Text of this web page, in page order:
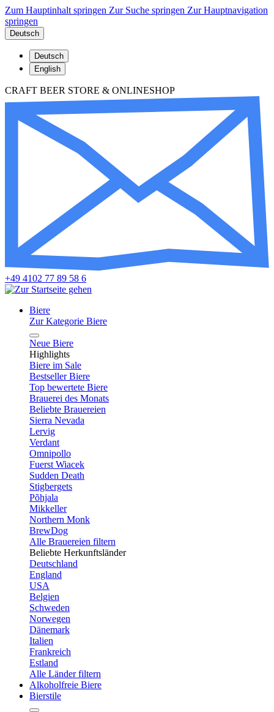
Zum Hauptinhalt springen Zur Suche springen Zur Hauptnavigation
springen
Deutsch
Deutsch
English
CRAFT BEER STORE & ONLINESHOP
+49 4102 77 89 58 6
Biere
Zur Kategorie Biere
Neue Biere
Highlights
Biere im Sale
Bestseller Biere
Top bewertete Biere
Brauerei des Monats
Beliebte Brauereien
Sierra Nevada
Lervig
Verdant
Omnipollo
Fuerst Wiacek
Sudden Death
Stigbergets
Põhjala
Mikkeller
Northern Monk
BrewDog
Alle Brauereien filtern
Beliebte Herkunftsländer
Deutschland
England
USA
Belgien
Schweden
Norwegen
Dänemark
Italien
Frankreich
Estland
Alle Länder filtern
Alkoholfreie Biere
Bierstile